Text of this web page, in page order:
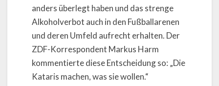
anders überlegt haben und das strenge
Alkoholverbot auch in den Fußballarenen
und deren Umfeld aufrecht erhalten. Der
ZDF-Korrespondent Markus Harm
kommentierte diese Entscheidung so: „Die
Kataris machen, was sie wollen.“